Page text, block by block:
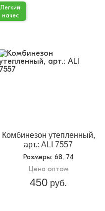
Легкий
начес
Комбинезон утепленный,
арт.: ALI 7557
Размеры: 68, 74
Цена оптом
450 руб.